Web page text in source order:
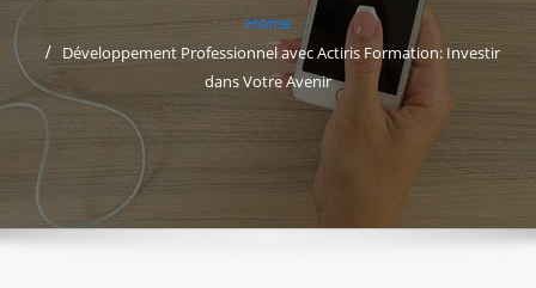
Home
Développement Professionnel avec Actiris Formation: Investir
dans Votre Avenir